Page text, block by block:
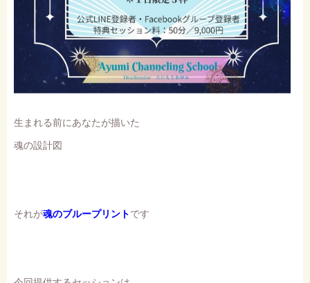
生まれる前にあなたが描いた
魂の設計図
それが魂のブループリントです